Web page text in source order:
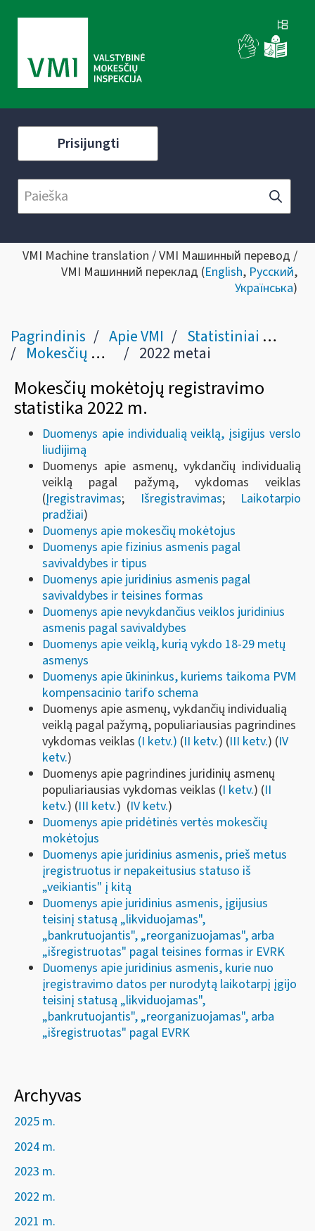
Prisijungti
VMI Machine translation / VMI Машинный перевод /
VMI Машинний переклад (English, Русский,
Українська)
Pagrindinis Apie VMI Statistiniai duomenys
Mokesčių mokėtojų registravimo statistika 2020 m. 2022 metai
Mokesčių mokėtojų registravimo
statistika 2022 m.
Duomenys apie individualią veiklą, įsigijus verslo
liudijimą
Duomenys apie asmenų, vykdančių individualią
veiklą pagal pažymą, vykdomas veiklas
(Įregistravimas; Išregistravimas; Laikotarpio
pradžiai)
Duomenys apie mokesčių mokėtojus
Duomenys apie fizinius asmenis pagal
savivaldybes ir tipus
Duomenys apie juridinius asmenis pagal
savivaldybes ir teisines formas
Duomenys apie nevykdančius veiklos juridinius
asmenis pagal savivaldybes
Duomenys apie veiklą, kurią vykdo 18-29 metų
asmenys
Duomenys apie ūkininkus, kuriems taikoma PVM
kompensacinio tarifo schema
Duomenys apie asmenų, vykdančių individualią
veiklą pagal pažymą, populiariausias pagrindines
vykdomas veiklas (I ketv.) (II ketv.) (III ketv.) (IV
ketv.)
Duomenys apie pagrindines juridinių asmenų
populiariausias vykdomas veiklas (I ketv.) (II
ketv.) (III ketv.) (IV ketv.)
Duomenys apie pridėtinės vertės mokesčių
mokėtojus
Duomenys apie juridinius asmenis, prieš metus
įregistruotus ir nepakeitusius statuso iš
„veikiantis" į kitą
Duomenys apie juridinius asmenis, įgijusius
teisinį statusą „likviduojamas",
„bankrutuojantis", „reorganizuojamas", arba
„išregistruotas" pagal teisines formas ir EVRK
Duomenys apie juridinius asmenis, kurie nuo
įregistravimo datos per nurodytą laikotarpį įgijo
teisinį statusą „likviduojamas",
„bankrutuojantis", „reorganizuojamas", arba
„išregistruotas" pagal EVRK
Archyvas
2025 m.
2024 m.
2023 m.
2022 m.
2021 m.